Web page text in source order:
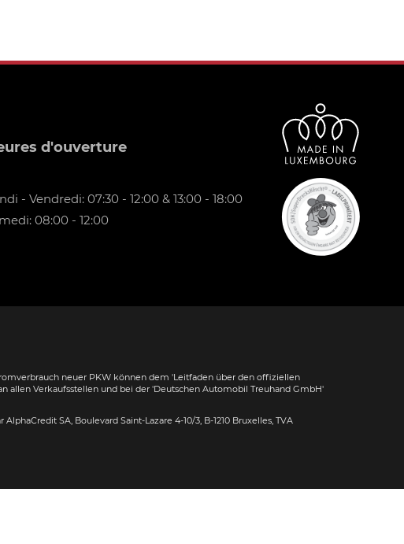
d'ouverture
- Vendredi: 07:30 - 12:00 & 13:00 - 18:00
08:00 - 12:00
neuer PKW können dem 'Leitfaden über den offiziellen
Verkaufsstellen und bei der 'Deutschen Automobil Treuhand GmbH'
SA, Boulevard Saint-Lazare 4-10/3, B-1210 Bruxelles, TVA